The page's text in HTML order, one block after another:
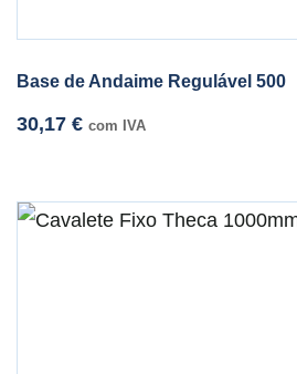
Base de Andaime Regulável 500
30,17 € com IVA